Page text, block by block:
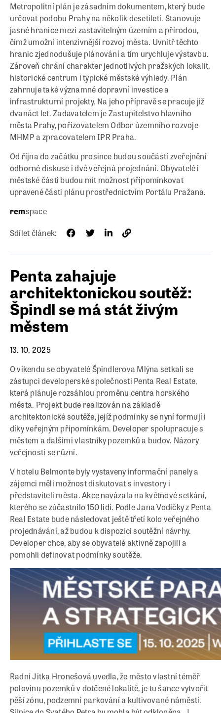
Metropolitní plán je zásadním dokumentem, který bude
určovat podobu Prahy na několik desetiletí. Stanovuje
jasné hranice mezi zastavitelným územím a přírodou,
čímž umožní intenzivnější rozvoj města. Uvnitř těchto
hranic zjednodušuje plánování a tím urychluje výstavbu.
Zároveň chrání charakter jednotlivých pražských lokalit,
historické centrum i typické městské výhledy. Plán
zahrnuje také významné dopravní investice a
infrastrukturní projekty. Na jeho přípravě se pracuje již
dvanáct let. Zadavatelem je Zastupitelstvo hlavního
města Prahy, pořizovatelem Odbor územního rozvoje
MHMP a zpracovatelem IPR Praha.
Od října do začátku prosince budou součástí zveřejnění
odborné diskuse i dvě veřejná projednání. Obyvatelé i
městské části budou mít možnost připomínkovat
upravené části plánu prostřednictvím Portálu Pražana.
remspace
Sdílet článek:
Penta zahajuje
architektonickou soutěž:
Špindl se má stát živým
městem
13. 10. 2025
O víkendu se obyvatelé Špindlerova Mlýna setkali se
zástupci developerské společnosti Penta Real Estate,
která plánuje rozsáhlou proměnu centra horského
města. Projekt bude realizován na základě
architektonické soutěže, jejíž podmínky se nyní formují i
díky veřejným připomínkám. Developer spolupracuje s
městem a dalšími vlastníky pozemků a budov. Názory
veřejnosti se různí.
V hotelu Belmonte byly vystaveny informační panely a
zájemci měli možnost diskutovat s investory i
představiteli města. Akce navázala na květnové setkání,
kterého se zúčastnilo 150 lidí. Podle Jana Vodičky z Penta
Real Estate bude následovat ještě třetí kolo veřejného
projednávání, až budou k dispozici soutěžní návrhy.
Developer chce, aby se obyvatelé aktivně zapojili a
pomohli definovat podmínky soutěže.
Radní Jitka Hronešová uvedla, že město vlastní téměř
polovinu pozemků v dotčené lokalitě, je tu šance vytvořit
pěší zónu, podzemní parkování a kultivované náměstí.